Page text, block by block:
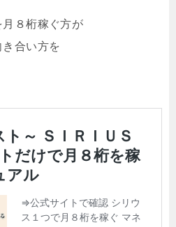
８桁稼ぐ方が
合い方を